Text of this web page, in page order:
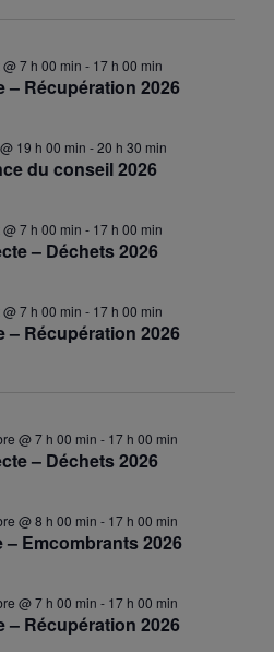
– Récupération 2026
7 h 00 min - 17 h 00 min
du conseil 2026
19 h 00 min -20 h 30 min
– Déchets 2026
7 h 00 min - 17 h 00 min
– Récupération 2026
7 h 00 min - 17 h 00 min
– Déchets 2026
@ 7 h 00 min - 17 h 00 min
– Emcombrants 2026
@ 8 h 00 min - 17 h 00 min
– Récupération 2026
@ 7 h 00 min - 17 h 00 min